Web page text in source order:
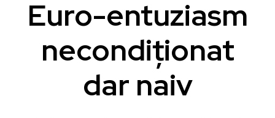
Euro-entuziasm
necondiționat
dar naiv